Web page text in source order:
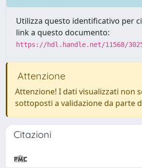
Utilizza questo identificativo per
link a questo documento:
https://hdl.handle.net/11568/
Attenzione
Attenzione! I dati visualizzati non
sottoposti a validazione da parte
Citazioni